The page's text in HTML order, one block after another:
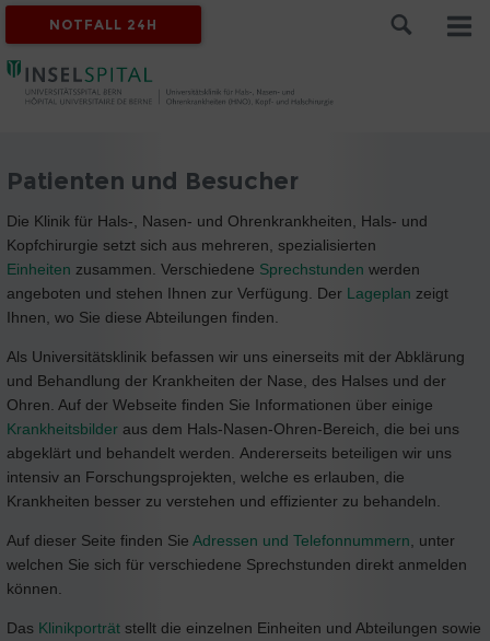
NOTFALL 24H
Patienten und Besucher
Die Klinik für Hals-, Nasen- und Ohrenkrankheiten, Hals- und
Kopfchirurgie setzt sich aus mehreren, spezialisierten
Einheiten zusammen. Verschiedene Sprechstunden werden
angeboten und stehen Ihnen zur Verfügung. Der Lageplan zeigt
Ihnen, wo Sie diese Abteilungen finden.
Als Universitätsklinik befassen wir uns einerseits mit der Abklärung
und Behandlung der Krankheiten der Nase, des Halses und der
Ohren. Auf der Webseite finden Sie Informationen über einige
Krankheitsbilder aus dem Hals-Nasen-Ohren-Bereich, die bei uns
abgeklärt und behandelt werden. Andererseits beteiligen wir uns
intensiv an Forschungsprojekten, welche es erlauben, die
Krankheiten besser zu verstehen und effizienter zu behandeln.
Auf dieser Seite finden Sie Adressen und Telefonnummern , unter
welchen Sie sich für verschiedene Sprechstunden direkt anmelden
können.
Das Klinikporträt stellt die einzelnen Einheiten und Abteilungen sowie